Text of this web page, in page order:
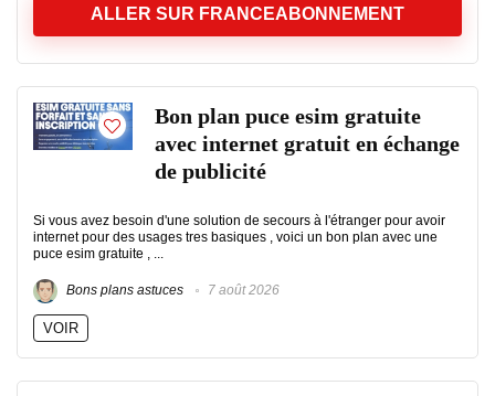
ALLER SUR FRANCEABONNEMENT
Bon plan puce esim gratuite
avec internet gratuit en échange
de publicité
Si vous avez besoin d'une solution de secours à l'étranger pour avoir
internet pour des usages tres basiques , voici un bon plan avec une
puce esim gratuite , ...
Bons plans astuces 7 août 2026
VOIR